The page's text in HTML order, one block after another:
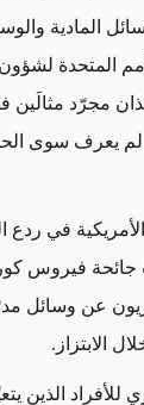
المادية
المتحدة لشؤون
مجرّد مثالَين
لم يعرف سوى
في ردع
فيروس
عن وسائل
الابتزاز.
للأفراد الذين